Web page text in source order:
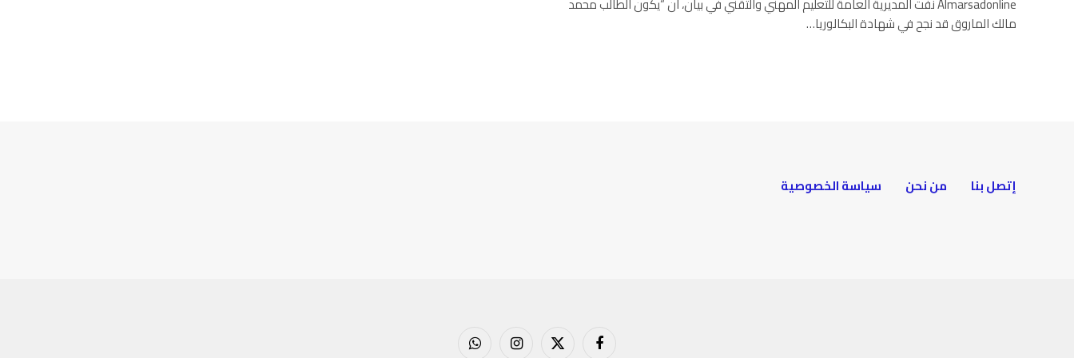
Almarsadonline نفت المديرية العامة للتعليم المهني والتقني في بيان، ان “يكون الطالب محمد
مالك الماروق قد نجح في شهادة البكالوريا…
إتصل بنا من نحن سياسة الخصوصية
فيسبوك X الانستغرامواتساب